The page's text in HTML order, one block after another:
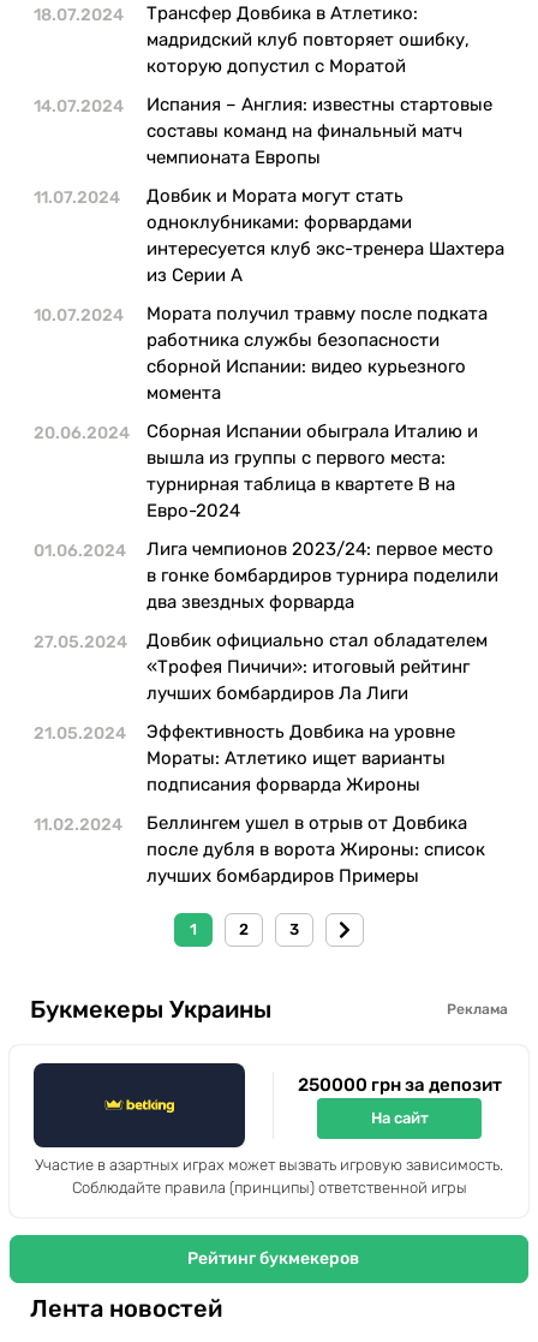
18.07.2024
Трансфер Довбика в Атлетико:
мадридский клуб повторяет ошибку,
которую допустил с Моратой
14.07.2024
Испания – Англия: известны стартовые
составы команд на финальный матч
чемпионата Европы
11.07.2024
Довбик и Мората могут стать
одноклубниками: форвардами
интересуется клуб экс-тренера Шахтера
из Серии А
10.07.2024
Мората получил травму после подката
работника службы безопасности
сборной Испании: видео курьезного
момента
20.06.2024
Сборная Испании обыграла Италию и
вышла из группы с первого места:
турнирная таблица в квартете В на
Евро-2024
01.06.2024
Лига чемпионов 2023/24: первое место
в гонке бомбардиров турнира поделили
два звездных форварда
27.05.2024
Довбик официально стал обладателем
«Трофея Пичичи»: итоговый рейтинг
лучших бомбардиров Ла Лиги
21.05.2024
Эффективность Довбика на уровне
Мораты: Атлетико ищет варианты
подписания форварда Жироны
11.02.2024
Беллингем ушел в отрыв от Довбика
после дубля в ворота Жироны: список
лучших бомбардиров Примеры
1 2 3
Букмекеры Украины Реклама
250000 грн за депозит
На сайт
Участие в азартных играх может вызвать игровую зависимость.
Соблюдайте правила (принципы) ответственной игры
Рейтинг букмекеров
Лента новостей